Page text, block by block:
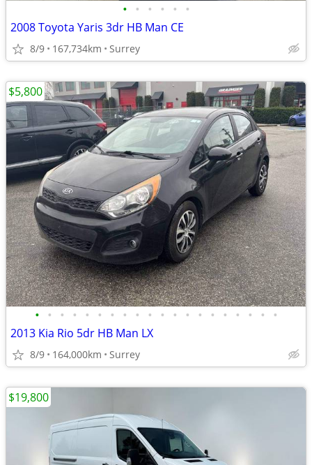
• • • • • •
2008 Toyota Yaris 3dr HB Man CE
8/9 167,734km Surrey
• • • • • • • • • • • • • • • • • • • •
2013 Kia Rio 5dr HB Man LX
8/9 164,000km Surrey
$5,800
$19,800